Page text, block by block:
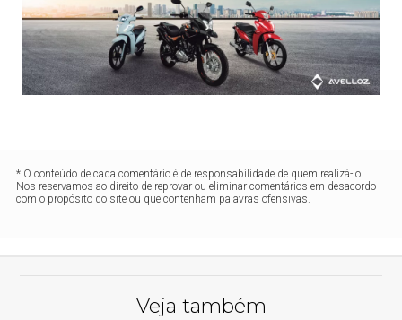
* O conteúdo de cada comentário é de responsabilidade de quem realizá-lo.
Nos reservamos ao direito de reprovar ou eliminar comentários em desacordo
com o propósito do site ou que contenham palavras ofensivas.
Veja também